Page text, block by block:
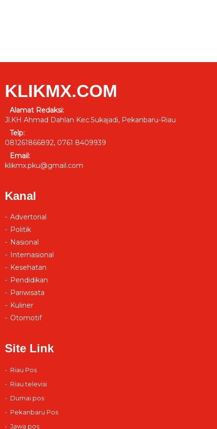
KLIKMX.COM
Alamat Redaksi:
Jl.KH Ahmad Dahlan Kec.Sukajadi, Pekanbaru-Riau
Telp:
081261866892, 0761 8409939
Email:
klikmx.pku@gmail.com
Kanal
Advertorial
Politik
Nasional
Internasional
Kesehatan
Pendidikan
Pariwisata
Kuliner
Otomotif
Site Link
Riau Pos
Riau televisi
Dumai pos
Pekanbaru Pos
Jawa pos